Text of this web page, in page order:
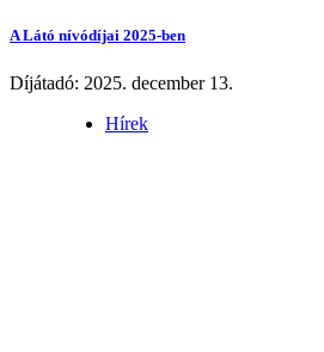
A Látó nívódíjai 2025-ben
Díjátadó: 2025. december 13.
Hírek